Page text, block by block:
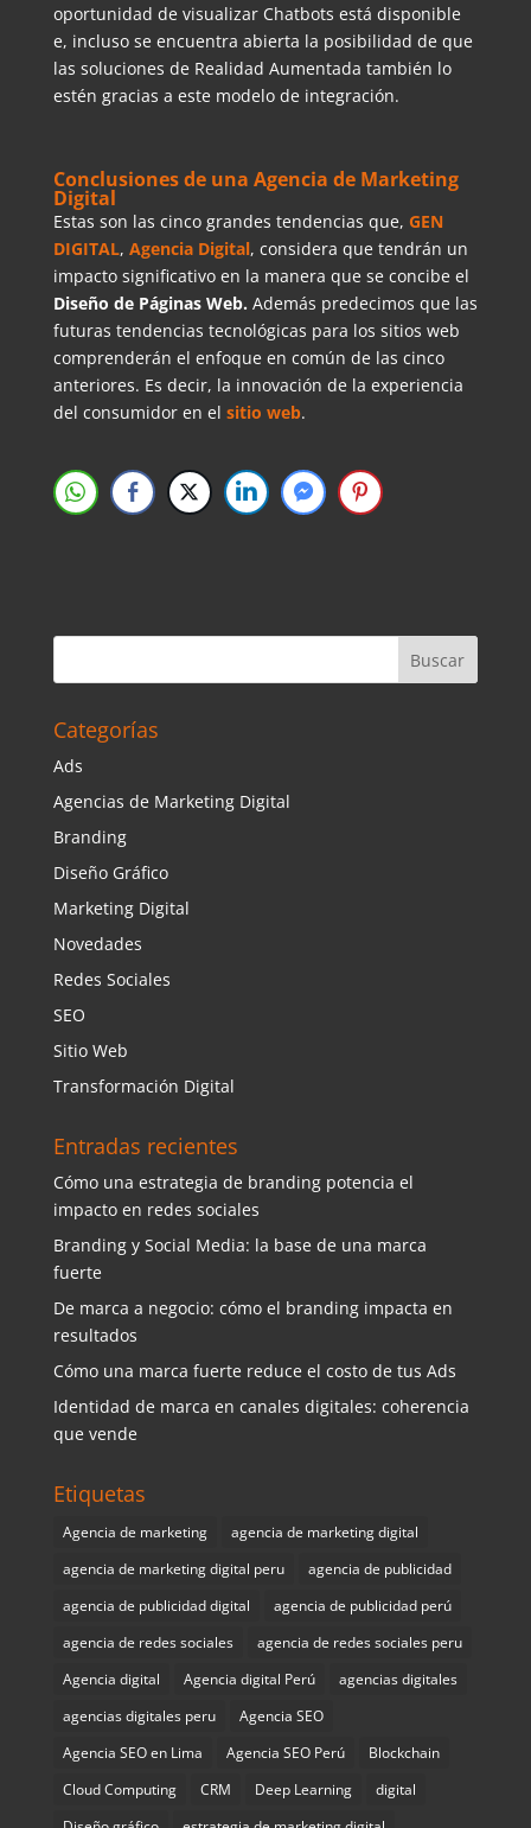
oportunidad de visualizar Chatbots está disponible
e, incluso se encuentra abierta la posibilidad de que
las soluciones de Realidad Aumentada también lo
estén gracias a este modelo de integración.
Conclusiones de una Agencia de Marketing
Digital
Estas son las cinco grandes tendencias que, GEN
DIGITAL, Agencia Digital, considera que tendrán un
impacto significativo en la manera que se concibe el
Diseño de Páginas Web. Además predecimos que las
futuras tendencias tecnológicas para los sitios web
comprenderán el enfoque en común de las cinco
anteriores. Es decir, la innovación de la experiencia
del consumidor en el sitio web.
Categorías
Ads
Agencias de Marketing Digital
Branding
Diseño Gráfico
Marketing Digital
Novedades
Redes Sociales
SEO
Sitio Web
Transformación Digital
Entradas recientes
Cómo una estrategia de branding potencia el
impacto en redes sociales
Branding y Social Media: la base de una marca
fuerte
De marca a negocio: cómo el branding impacta en
resultados
Cómo una marca fuerte reduce el costo de tus Ads
Identidad de marca en canales digitales: coherencia
que vende
Etiquetas
Agencia de marketing
agencia de marketing digital
agencia de marketing digital peru
agencia de publicidad
agencia de publicidad digital
agencia de publicidad perú
agencia de redes sociales
agencia de redes sociales peru
Agencia digital
Agencia digital Perú
agencias digitales
agencias digitales peru
Agencia SEO
Agencia SEO en Lima
Agencia SEO Perú
Blockchain
Cloud Computing
CRM Deep Learning
digital